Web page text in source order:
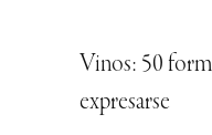
Vinos: 50
expresarse